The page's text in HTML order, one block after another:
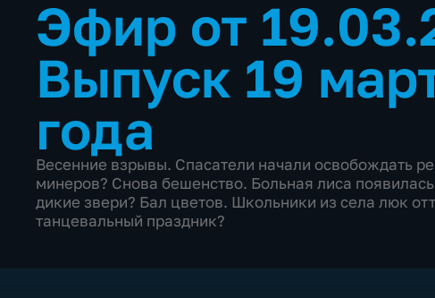
Эфир от
Выпуск 19
года
Весенние взрывы. Спасатели начали освобождать
минеров? Снова бешенство. Больная лиса
дикие звери? Бал цветов. Школьники из села люк
танцевальный праздник?